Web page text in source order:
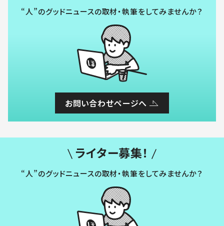
“人”のグッドニュースの取材・執筆をしてみませんか？
お問い合わせページへ
ライター募集！
“人”のグッドニュースの取材・執筆をしてみませんか？